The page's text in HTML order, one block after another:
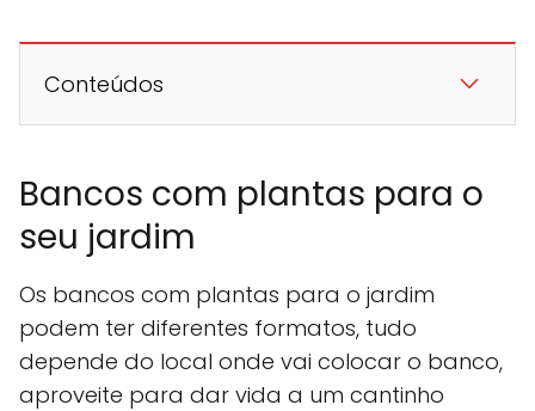
Conteúdos
Bancos com plantas para o
seu jardim
Os bancos com plantas para o jardim
podem ter diferentes formatos, tudo
depende do local onde vai colocar o banco,
aproveite para dar vida a um cantinho